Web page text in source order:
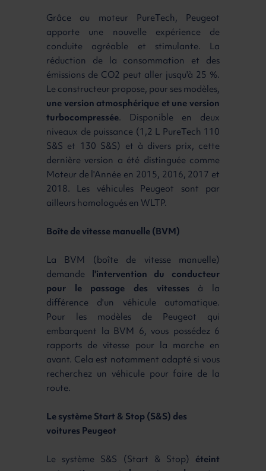
Grâce au moteur PureTech, Peugeot
apporte une nouvelle expérience de
conduite agréable et stimulante. La
réduction de la consommation et des
émissions de CO2 peut aller jusqu'à 25 %.
Le constructeur propose, pour ses modèles,
une version atmosphérique et une version
turbocompressée. Disponible en deux
niveaux de puissance (1,2 L PureTech 110
S&S et 130 S&S) et à divers prix, cette
dernière version a été distinguée comme
Moteur de l'Année en 2015, 2016, 2017 et
2018. Les véhicules Peugeot sont par
ailleurs homologués en WLTP.
Boîte de vitesse manuelle (BVM)
La BVM (boîte de vitesse manuelle)
demande l'intervention du conducteur
pour le passage des vitesses à la
différence d'un véhicule automatique.
Pour les modèles de Peugeot qui
embarquent la BVM 6, vous possédez 6
rapports de vitesse pour la marche en
avant. Cela est notamment adapté si vous
recherchez un véhicule pour faire de la
route.
Le système Start & Stop (S&S) des
voitures Peugeot
Le système S&S (Start & Stop) éteint